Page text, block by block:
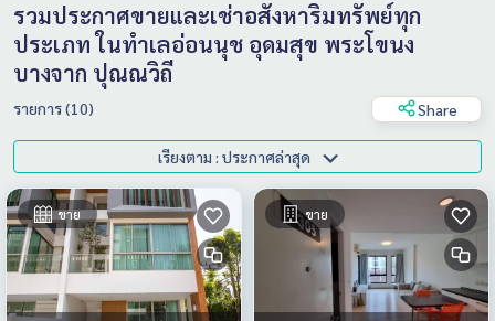
รวมประกาศขายและเช่าอสังหาริมทรัพย์ทุก
ประเภท ในทำเลอ่อนนุช อุดมสุข พระโขนง
บางจาก ปุณณวิถี
รายการ (10) Share
เรียงตาม : ประกาศล่าสุด
ขาย ขาย